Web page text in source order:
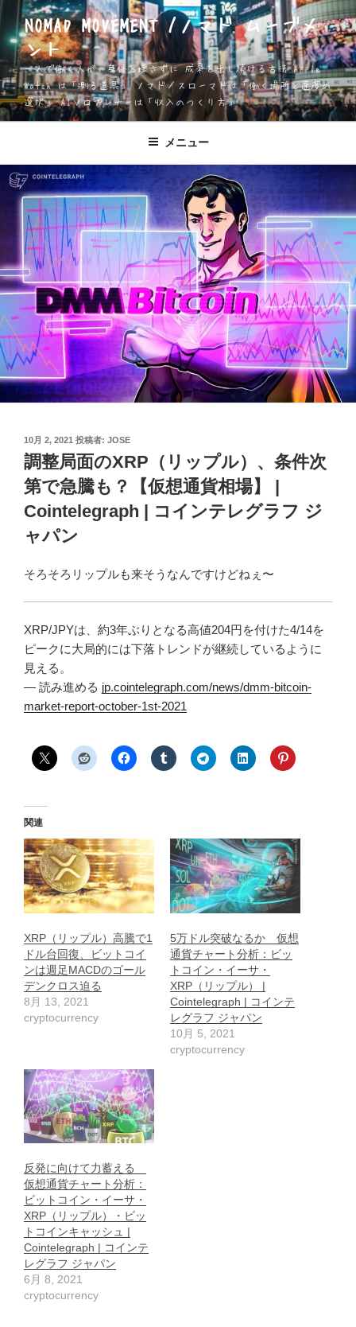
ン
テ
ン
ツ
へ
ス
プ
NOMAD MOVEMENT /ノマド ムーブメ
ント
一人で働く人が、身体を壊さずに 成果を出し続ける方法 Apple
Watch は「測る道具」 ノマド／スローマドは「働く場所と速度の
選択」 AIソロプレナーは「収入のつくり方」
メニュー
投
稿
日:
10月 2, 2021 投稿者: JOSE
調整局面のXRP（リップル）、条件次
第で急騰も？【仮想通貨相場】 |
Cointelegraph | コインテレグラフ ジ
ャパン
そろそろリップルも来そうなんですけどねぇ〜
XRP/JPYは、約3年ぶりとなる高値204円を付けた4/14を
ピークに大局的には下落トレンドが継続しているように
見える。
— 読み進める jp.cointelegraph.com/news/dmm-bitcoin-
market-report-october-1st-2021
関連
XRP（リップル）高騰で1
ドル台回復、ビットコイ
ンは週足MACDのゴール
デンクロス迫る
8月 13, 2021
cryptocurrency
5万ドル突破なるか 仮想
通貨チャート分析：ビッ
トコイン・イーサ・
XRP（リップル） |
Cointelegraph | コインテ
レグラフ ジャパン
10月 5, 2021
cryptocurrency
反発に向けて力蓄える
仮想通貨チャート分析：
ビットコイン・イーサ・
XRP（リップル）・ビッ
トコインキャッシュ |
Cointelegraph | コインテ
レグラフ ジャパン
6月 8, 2021
cryptocurrency